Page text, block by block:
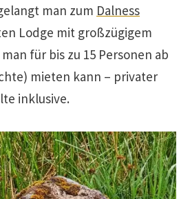
man zum Dalness
Lodge mit großzügigem
für bis zu 15 Personen ab
mieten kann – privater
inklusive.